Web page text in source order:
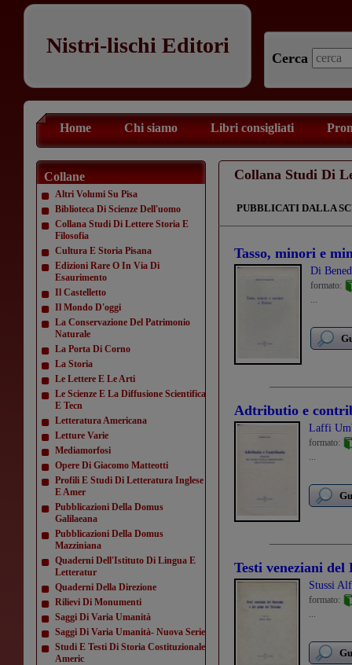
Nistri-lischi Editori
Cerca
Home Chi siamo Libri consigliati
Collane
Altri Volumi Su Pisa
Biblioteca Di Scienze Dell'uomo
Collana Studi Di Lettere Storia E
Filosofia
Cultura E Storia Pisana
Edizioni Rare O In Via Di
Esaurimento
Il Castelletto
Il Mondo D'oggi
La Conservazione Del Patrimonio
Naturale
La Porta Di Corno
La Storia
Le Lettere E Le Arti
Le Scienze E La Diffusione Scientifica
E Tecn
Letteratura Americana
Letture Varie
Mediamorfosi
Opere Di Giacomo Matteotti
Profili E Studi Di Letteratura Inglese
E Amer
Pubblicazioni Della Domus
Galilaeana
Pubblicazioni Della Domus
Mazziniana
Quaderni Dell'Istituto Di Lingua E
Letteratur
Quaderni Della Direzione
Rilievi Di Monumenti
Saggi Di Varia Umanità
Saggi Di Varia Umanità- Nuova Serie
Studi E Testi Di Storia Costituzionale
Americ
Collana Studi Di
PUBBLICATI DALLA
Tasso, minori e
Di
formato:
...
Adtributio e
Laffi
formato:
...
Testi veneziani del
Stussi
formato:
...